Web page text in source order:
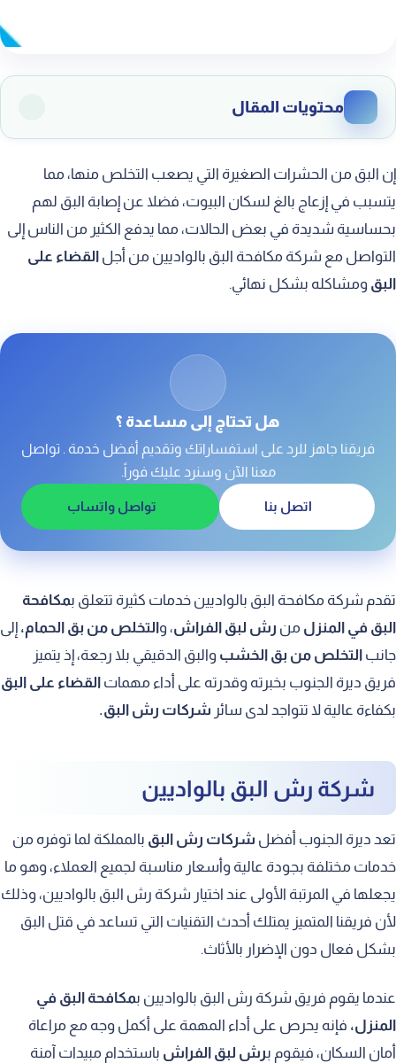
محتويات المقال
شركة مكافحة بق الفراش بالواديين
شركة مكافحة حشرة البق بالواديين
شركة ابادة البق بالواديين
شركة للقضاء على البق بالواديين
مكافحة حشرات الفراش بالواديين
مكافحة البق الدقيقي بالواديين
مكافحة البق المنزلي بالواديين
إن البق من الحشرات الصغيرة التي يصعب التخلص منها، مما
يتسبب في إزعاج بالغ لسكان البيوت، فضلا عن إصابة البق لهم
بحساسية شديدة في بعض الحالات، مما يدفع الكثير من الناس إلى
التواصل مع شركة مكافحة البق بالواديين من أجل القضاء على
البق ومشاكله بشكل نهائي.
هل تحتاج إلى مساعدة ؟
فريقنا جاهز للرد على استفساراتك وتقديم أفضل خدمة . تواصل
معنا الآن وسنرد عليك فوراً.
اتصل بنا تواصل واتساب
تقدم شركة مكافحة البق بالواديين خدمات كثيرة تتعلق بمكافحة
البق في المنزل من رش لبق الفراش، و التخلص من بق الحمام، إلى
جانب التخلص من بق الخشب والبق الدقيقي بلا رجعة، إذ يتميز
فريق ديرة الجنوب بخبرته وقدرته على أداء مهمات القضاء على البق
بكفاءة عالية لا تتواجد لدى سائر شركات رش البق.
شركة رش البق بالواديين
تعد ديرة الجنوب أفضل شركات رش البق بالمملكة لما توفره من
خدمات مختلفة بجودة عالية وأسعار مناسبة لجميع العملاء، وهو ما
يجعلها في المرتبة الأولى عند اختيار شركة رش البق بالواديين، وذلك
لأن فريقنا المتميز يمتلك أحدث التقنيات التي تساعد في قتل البق
بشكل فعال دون الإضرار بالأثاث.
عندما يقوم فريق شركة رش البق بالواديين بمكافحة البق في
المنزل، فإنه يحرص على أداء المهمة على أكمل وجه مع مراعاة
أمان السكان، فيقوم برش لبق الفراش باستخدام مبيدات آمنة